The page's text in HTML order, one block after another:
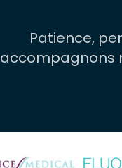
Patience,
accompagnons